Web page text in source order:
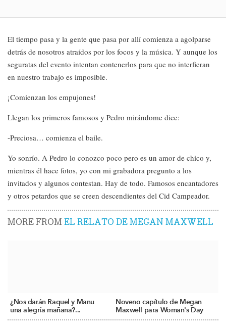
El tiempo pasa y la gente que pasa por allí comienza a agolparse
detrás de nosotros atraídos por los focos y la música. Y aunque los
seguratas del evento intentan contenerlos para que no interfieran
en nuestro trabajo es imposible.
¡Comienzan los empujones!
Llegan los primeros famosos y Pedro mirándome dice:
-Preciosa… comienza el baile.
Yo sonrío. A Pedro lo conozco poco pero es un amor de chico y,
mientras él hace fotos, yo con mi grabadora pregunto a los
invitados y algunos contestan. Hay de todo. Famosos encantadores
y otros petardos que se creen descendientes del Cid Campeador.
MORE FROMEL RELATO DE MEGAN MAXWELL
¿Nos darán Raquel y Manu
una alegría mañana?...
Noveno capítulo de Megan
Maxwell para Woman's Day